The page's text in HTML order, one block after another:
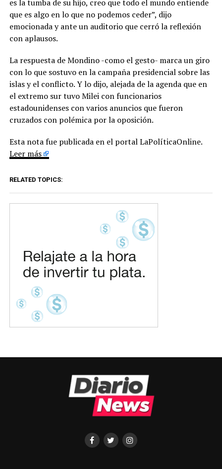
es la tumba de su hijo, creo que todo el mundo entiende
que es algo en lo que no podemos ceder”, dijo
emocionada y ante un auditorio que cerró la reflexión
con aplausos.
La respuesta de Mondino -como el gesto- marca un giro
con lo que sostuvo en la campaña presidencial sobre las
islas y el conflicto. Y lo dijo, alejada de la agenda que en
el extremo sur tuvo Milei con funcionarios
estadounidenses con varios anuncios que fueron
cruzados con polémica por la oposición.
Esta nota fue publicada en el portal LaPolíticaOnline.
Leer más
RELATED TOPICS: